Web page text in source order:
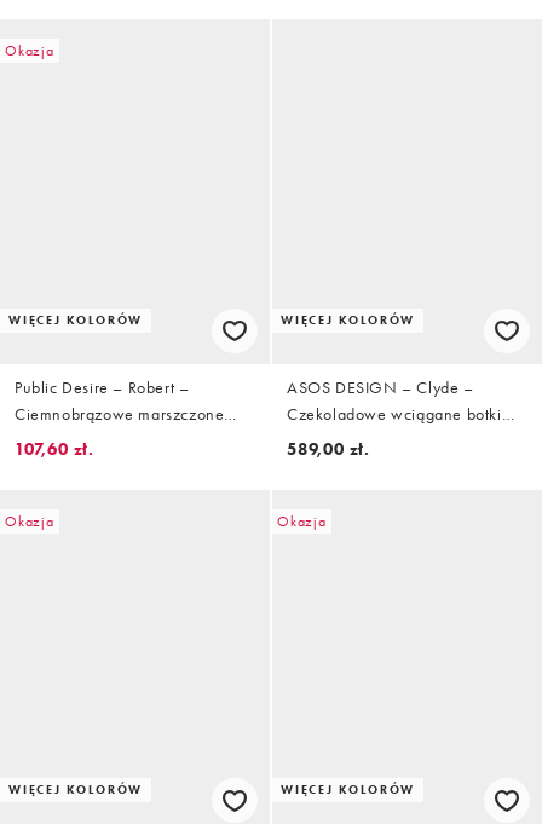
Okazja
WIĘCEJ KOLORÓW
Public Desire – Robert –
Ciemnobrązowe marszczone
botki do kostki na obcasie
107,60 zł.
WIĘCEJ KOLORÓW
ASOS DESIGN – Clyde –
Czekoladowe wciągane botki
zamszowe do kolan z okrągłymi
589,00 zł.
Okazja
WIĘCEJ KOLORÓW
Okazja
WIĘCEJ KOLORÓW